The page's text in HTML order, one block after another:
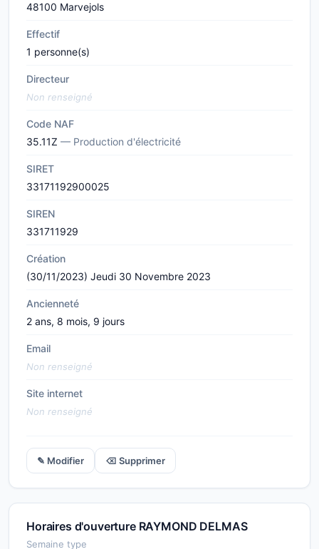
48100 Marvejols
Effectif
1 personne(s)
Directeur
Non renseigné
Code NAF
35.11Z — Production d'électricité
SIRET
33171192900025
SIREN
331711929
Création
(30/11/2023) Jeudi 30 Novembre 2023
Ancienneté
2 ans, 8 mois, 9 jours
Email
Non renseigné
Site internet
Non renseigné
✎ Modifier ⌫ Supprimer
Horaires d'ouverture RAYMOND DELMAS
Semaine type